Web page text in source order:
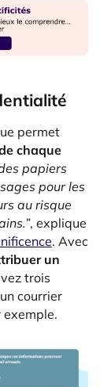
permet
chaque
papiers
pour les
au risque
, explique
. Avec
un
trois
courrier
exemple.